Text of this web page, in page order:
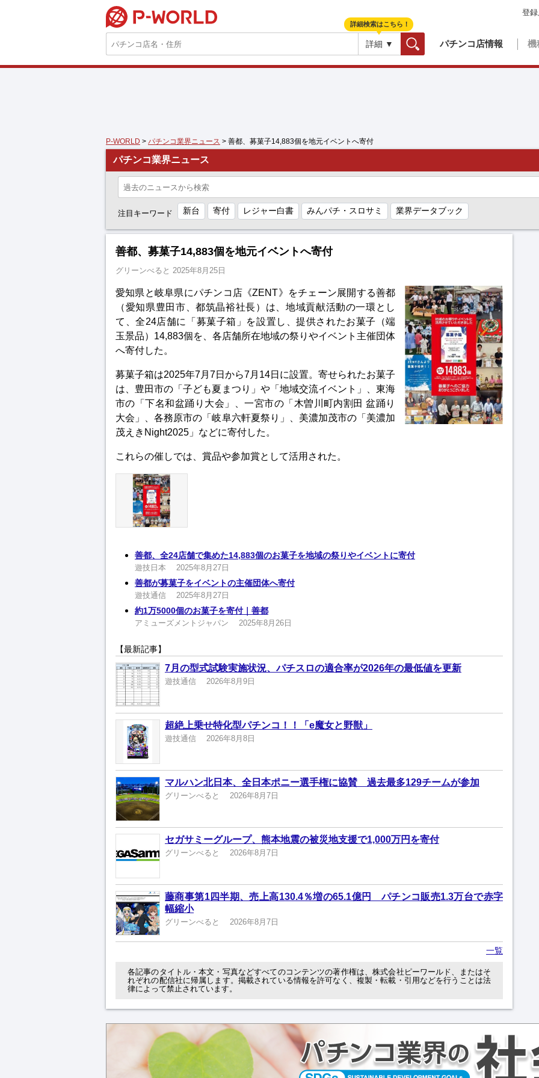
詳細 ▼ パチンコ店情報 機
登
詳細検索はこちら！
P-WORLD > パチンコ業界ニュース > 善都、募菓子14,883個を地元イベントへ寄付
パチンコ業界ニュース
注目キーワード 新台 寄付 レジャー白書 みんパチ・スロサミ 業界データブック
善都、募菓子14,883個を地元イベントへ寄付
グリーンべると 2025年8月25日
愛知県と岐阜県にパチンコ店《ZENT》をチェーン展開する善都
（愛知県豊田市、都筑晶裕社長）は、地域貢献活動の一環とし
て、全24店舗に「募菓子箱」を設置し、提供されたお菓子（端
玉景品）14,883個を、各店舗所在地域の祭りやイベント主催団体
へ寄付した。
募菓子箱は2025年7月7日から7月14日に設置。寄せられたお菓子
は、豊田市の「子ども夏まつり」や「地域交流イベント」、東海
市の「下名和盆踊り大会」、一宮市の「木曽川町内割田 盆踊り
大会」、各務原市の「岐阜六軒夏祭り」、美濃加茂市の「美濃加
茂えきNight2025」などに寄付した。
これらの催しでは、賞品や参加賞として活用された。
善都、全24店舗で集めた14,883個のお菓子を地域の祭りやイベントに寄付
遊技日本 2025年8月27日
善都が募菓子をイベントの主催団体へ寄付
遊技通信 2025年8月27日
約1万5000個のお菓子を寄付｜善都
アミューズメントジャパン 2025年8月26日
【最新記事】
7月の型式試験実施状況、パチスロの適合率が2026年の最低値を更新
遊技通信 2026年8月9日
超絶上乗せ特化型パチンコ！！「e魔女と野獣」
遊技通信 2026年8月8日
マルハン北日本、全日本ポニー選手権に協賛 過去最多129チームが参加
グリーンべると 2026年8月7日
セガサミーグループ、熊本地震の被災地支援で1,000万円を寄付
グリーンべると 2026年8月7日
藤商事第1四半期、売上高130.4％増の65.1億円 パチンコ販売1.3万台で赤字
幅縮小
グリーンべると 2026年8月7日
一覧
各記事のタイトル・本文・写真などすべてのコンテンツの著作権は、株式会社ピーワールド、またはそ
れぞれの配信社に帰属します。掲載されている情報を許可なく、複製・転載・引用などを行うことは法
律によって禁止されています。